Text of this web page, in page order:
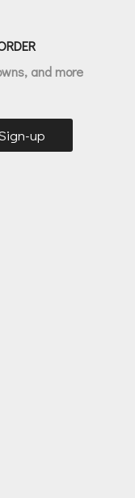
and more
up